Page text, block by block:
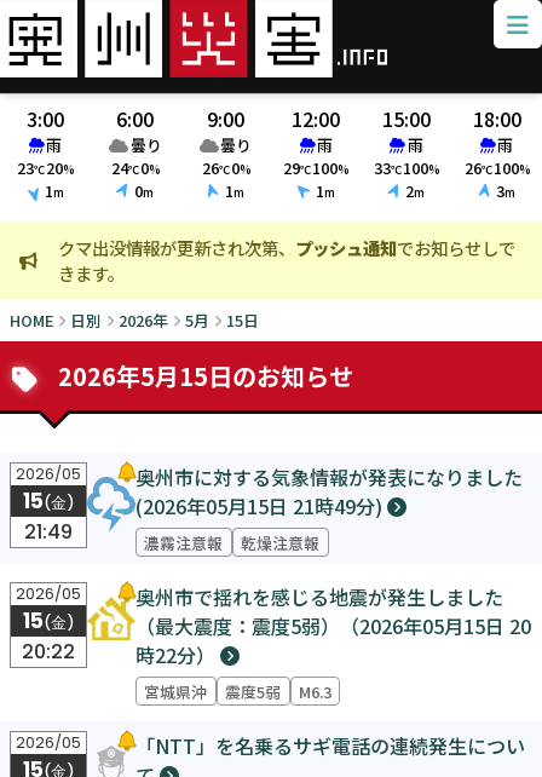
3:00
雨
23℃20%
1m
6:00
曇り
24℃0%
0m
9:00
曇り
26℃0%
1m
12:00
雨
29℃100%
1m
15:00
雨
33℃100%
2m
18:00
雨
26℃100%
3m
クマ出没情報が更新され次第、 プッシュ通知でお知らせしで
きます。
HOME 日別 2026年 5月 15日
2026年5月15日のお知らせ
2026/05
15(金)
21:49
奥州市に対する気象情報が発表になりました
(2026年05月15日 21時49分)
濃霧注意報 乾燥注意報
2026/05
15(金)
20:22
奥州市で揺れを感じる地震が発生しました
（最大震度：震度5弱）（2026年05月15日 20
時22分）
宮城県沖 震度5弱 M6.3
2026/05
15(金)
「NTT」を名乗るサギ電話の連続発生につい